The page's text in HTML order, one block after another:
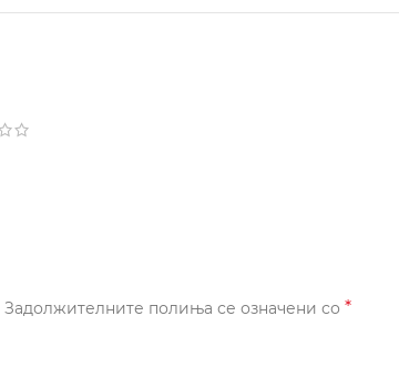
Задолжителните полиња се означени со *